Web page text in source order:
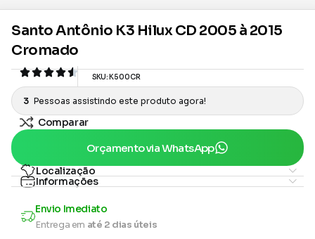
Santo Antônio K3 Hilux CD 2005 à 2015
Cromado
SKU: K500CR
3 Pessoas assistindo este produto agora!
Comparar
Orçamento via WhatsApp
Localização
Informações
Envio Imediato
Entrega em até 2 dias úteis